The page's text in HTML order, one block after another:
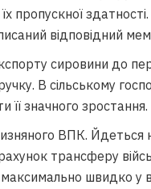
пропускної
відповідний
сировини до
В сільському
її значного зростання.
ВПК. Йдеться
трансферу
швидко у